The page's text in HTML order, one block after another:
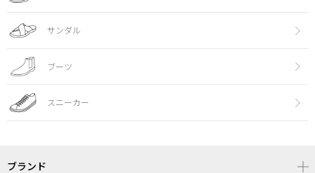
サンダル
ブーツ
スニーカー
ブランド